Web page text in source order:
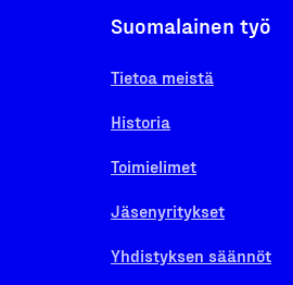
Suomalainen työ
Tietoa meistä
Historia
Toimielimet
Jäsenyritykset
Yhdistyksen säännöt